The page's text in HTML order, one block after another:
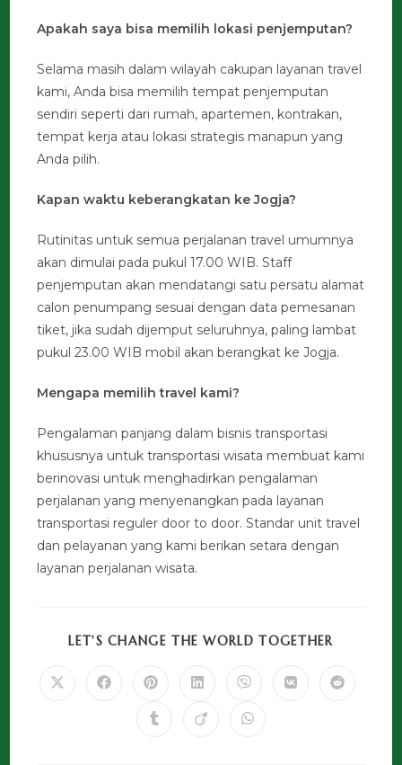
Apakah saya bisa memilih lokasi penjemputan?
Selama masih dalam wilayah cakupan layanan travel
kami, Anda bisa memilih tempat penjemputan
sendiri seperti dari rumah, apartemen, kontrakan,
tempat kerja atau lokasi strategis manapun yang
Anda pilih.
Kapan waktu keberangkatan ke Jogja?
Rutinitas untuk semua perjalanan travel umumnya
akan dimulai pada pukul 17.00 WIB. Staff
penjemputan akan mendatangi satu persatu alamat
calon penumpang sesuai dengan data pemesanan
tiket, jika sudah dijemput seluruhnya, paling lambat
pukul 23.00 WIB mobil akan berangkat ke Jogja.
Mengapa memilih travel kami?
Pengalaman panjang dalam bisnis transportasi
khususnya untuk transportasi wisata membuat kami
berinovasi untuk menghadirkan pengalaman
perjalanan yang menyenangkan pada layanan
transportasi reguler door to door. Standar unit travel
dan pelayanan yang kami berikan setara dengan
layanan perjalanan wisata.
LET'S CHANGE THE WORLD TOGETHER